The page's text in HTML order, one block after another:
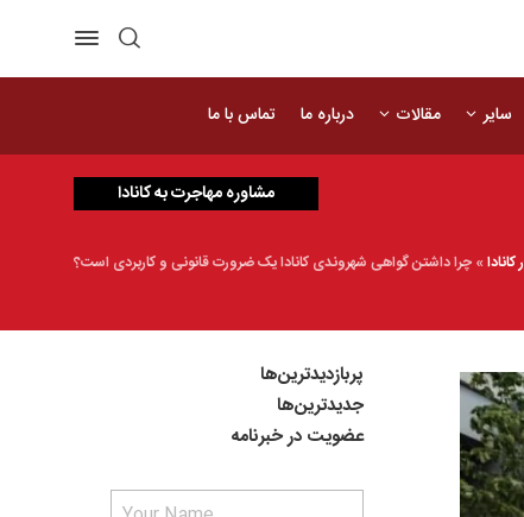
سایر مقالات درباره ما تماس با ما
مشاوره مهاجرت به کانادا
» چرا داشتن گواهی شهروندی کانادا یک ضرورت قانونی و کاربردی است؟
پربازدیدترین‌ها
جدیدترین‌ها
عضویت در خبرنامه